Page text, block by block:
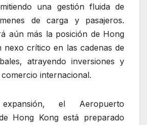
una gestión fluida de
de carga y pasajeros.
aún más la posición de Hong
nexo crítico en las cadenas de
atrayendo inversiones y
internacional.
el Aeropuerto
Hong Kong está preparado